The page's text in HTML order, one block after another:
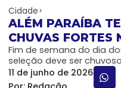
Cidade
ALÉM PARAÍBA
CHUVAS FORTES
Fim de semana do dia
seleção deve ser
11 de junho de 2026